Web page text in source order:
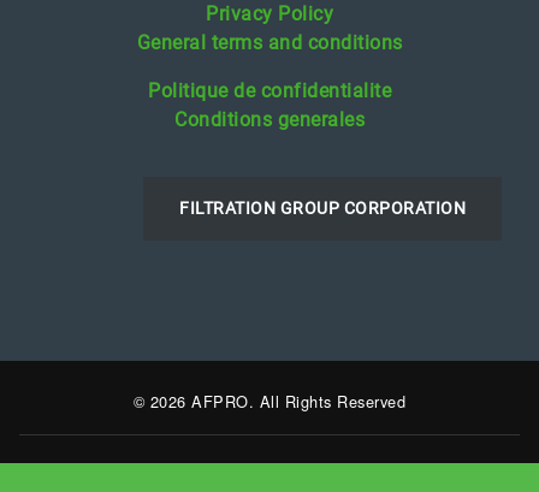
Privacy Policy
General terms and conditions
Politique de confidentialite
Conditions generales
FILTRATION GROUP CORPORATION
© 2026 AFPRO. All Rights Reserved